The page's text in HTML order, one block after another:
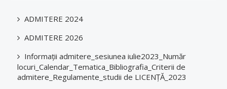
ADMITERE 2024
ADMITERE 2026
Informații admitere_sesiunea iulie2023_Număr
locuri_Calendar_Tematica_Bibliografia_Criterii de
admitere_Regulamente_studii de LICENȚĂ_2023